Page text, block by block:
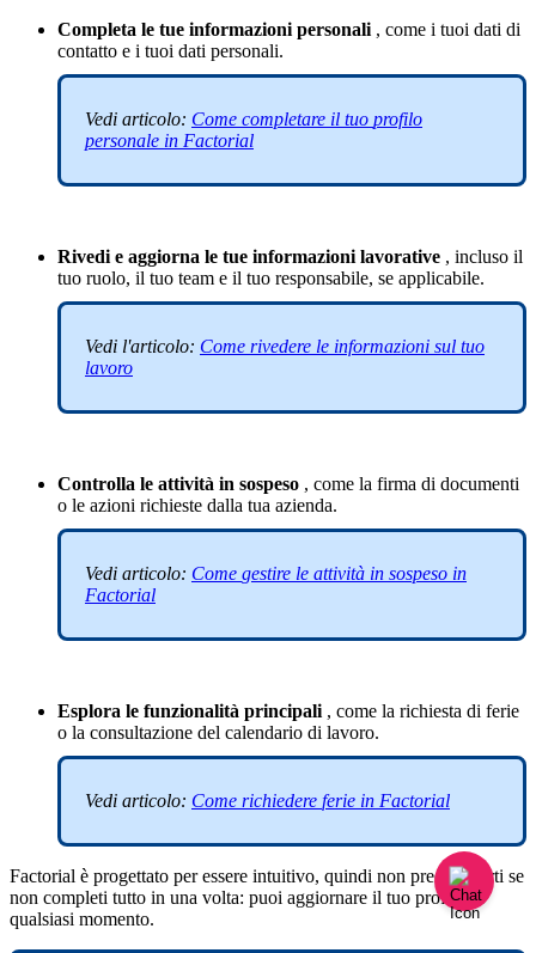
Completa le tue informazioni personali , come i tuoi dati di
contatto e i tuoi dati personali.
Vedi articolo: Come completare il tuo profilo
personale in Factorial
Rivedi e aggiorna le tue informazioni lavorative , incluso il
tuo ruolo, il tuo team e il tuo responsabile, se applicabile.
Vedi l'articolo: Come rivedere le informazioni sul tuo
lavoro
Controlla le attività in sospeso , come la firma di documenti
o le azioni richieste dalla tua azienda.
Vedi articolo: Come gestire le attività in sospeso in
Factorial
Esplora le funzionalità principali , come la richiesta di ferie
o la consultazione del calendario di lavoro.
Vedi articolo: Come richiedere ferie in Factorial
Factorial è progettato per essere intuitivo, quindi non preoccuparti se
non completi tutto in una volta: puoi aggiornare il tuo profilo in
qualsiasi momento.